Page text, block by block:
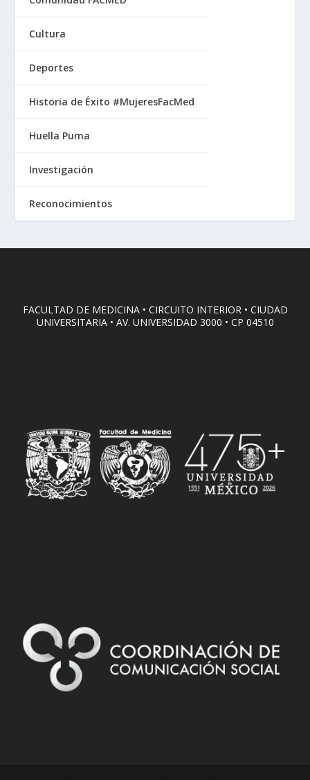
Cultura
Deportes
Historia de Éxito #MujeresFacMed
Huella Puma
Investigación
Reconocimientos
FACULTAD DE MEDICINA • CIRCUITO INTERIOR • CIUDAD
UNIVERSITARIA • AV. UNIVERSIDAD 3000 • CP 04510